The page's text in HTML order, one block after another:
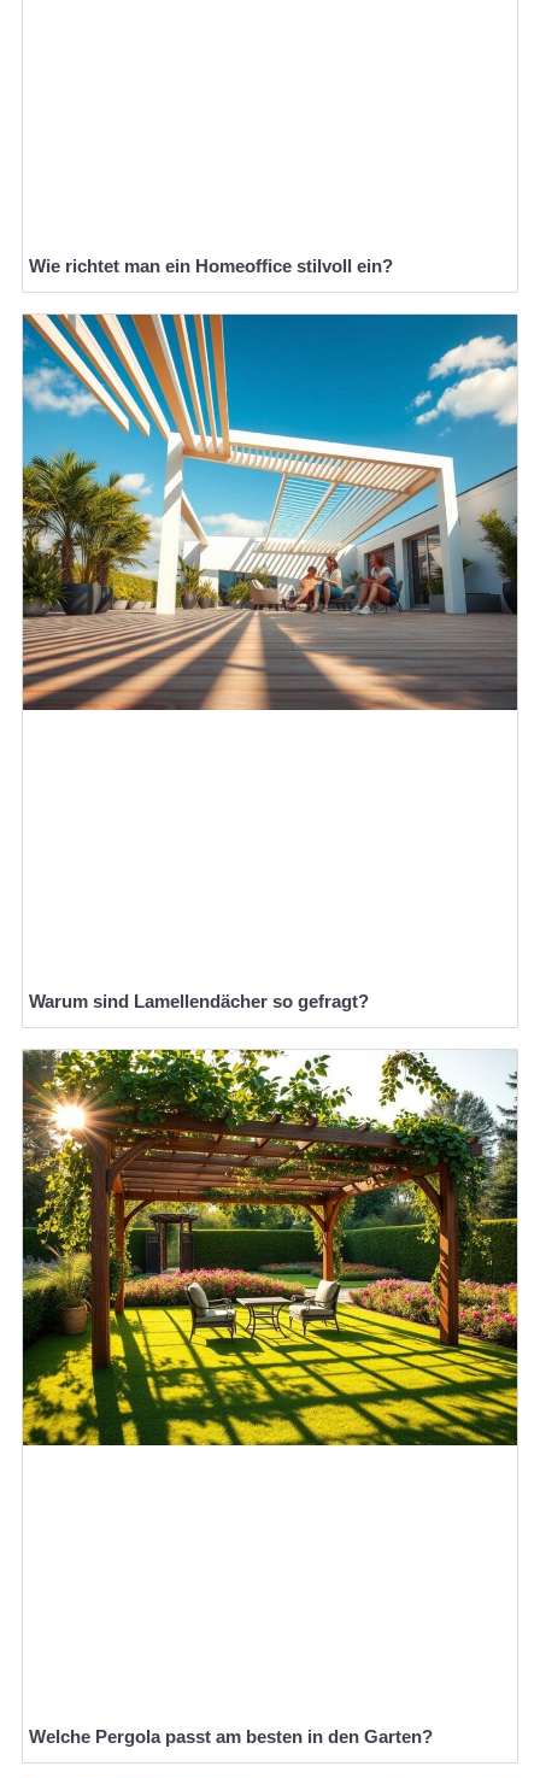
Wie richtet man ein Homeoffice stilvoll ein?
Warum sind Lamellendächer so gefragt?
Welche Pergola passt am besten in den Garten?